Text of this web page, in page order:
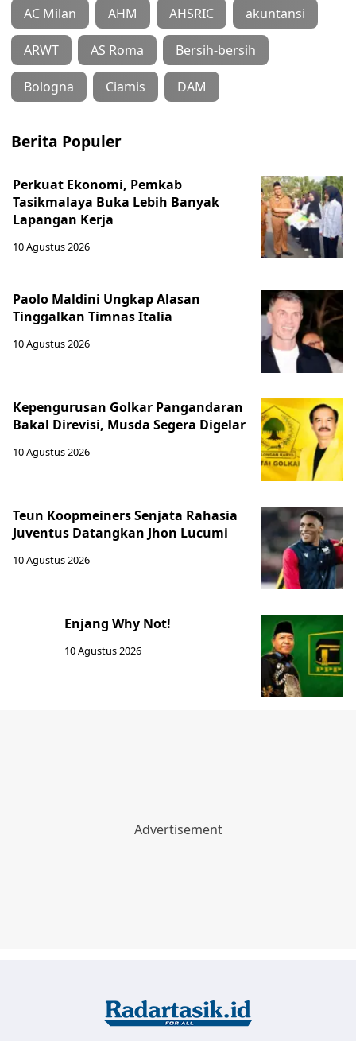
AC Milan AHM AHSRIC akuntansi
ARWT AS Roma Bersih-bersih
Bologna Ciamis DAM
Berita Populer
Perkuat Ekonomi, Pemkab
Tasikmalaya Buka Lebih Banyak
Lapangan Kerja
10 Agustus 2026
Paolo Maldini Ungkap Alasan
Tinggalkan Timnas Italia
10 Agustus 2026
Kepengurusan Golkar Pangandaran
Bakal Direvisi, Musda Segera Digelar
10 Agustus 2026
Teun Koopmeiners Senjata Rahasia
Juventus Datangkan Jhon Lucumi
10 Agustus 2026
Enjang Why Not!
10 Agustus 2026